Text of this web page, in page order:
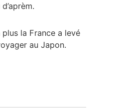
la France a levé
au Japon.